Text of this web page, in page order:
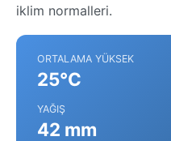
iklim normalleri.
ORTALAMA YÜKSEK
25°C
YAĞIŞ
42 mm